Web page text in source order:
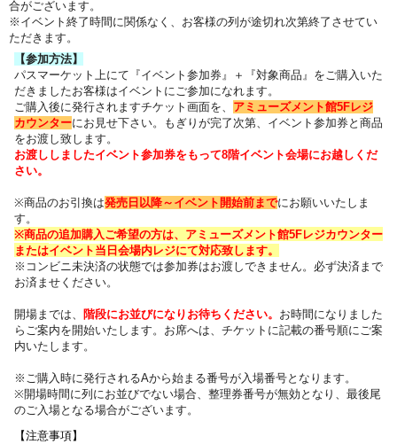
合がございます。
※イベント終了時間に関係なく、お客様の列が途切れ次第終了させてい
ただきます。
【参加方法】
パスマーケット上にて『イベント参加券』＋『対象商品』をご購入いた
だきましたお客様はイベントにご参加になれます。
ご購入後に発行されますチケット画面を、 アミューズメント館5Fレジ
カウンターにお見せ下さい。
もぎりが完了次第、イベント参加券と商品
をお渡し致します。
お渡ししましたイベント参加券をもって8階イベント会場にお越しくだ
さい。
※商品のお引換は発売日以降～ イベント開始前までにお願いいたしま
す。
※商品の追加購入ご希望の方は、 アミューズメント館5Fレジカウンター
またはイベント当日会場内レジにて対応致します。
※コンビニ未決済の状態では参加券はお渡しできません。必ず決済まで
お済ませください。
開場までは、 階段にお並びになりお待ちください。 お時間になりました
らご案内を開始いたします。お席へは、チケットに記載の番号順にご案
内いたします 。
※ご購入時に発行されるAから始まる番号が入場番号となります。
※開場時間に列にお並びでない場合、整理券番号が無効となり、最後尾
のご入場となる場合がございます。
【注意事項】